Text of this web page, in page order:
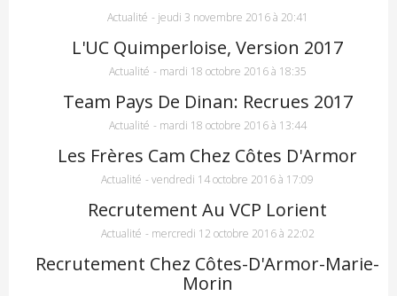
Actualité - jeudi 3 novembre 2016 à 20:41
L'UC Quimperloise, Version 2017
Actualité - mardi 18 octobre 2016 à 18:35
Team Pays De Dinan: Recrues 2017
Actualité - mardi 18 octobre 2016 à 13:44
Les Frères Cam Chez Côtes D'Armor
Actualité - vendredi 14 octobre 2016 à 17:09
Recrutement Au VCP Lorient
Actualité - mercredi 12 octobre 2016 à 22:02
Recrutement Chez Côtes-D'Armor-Marie-
Morin